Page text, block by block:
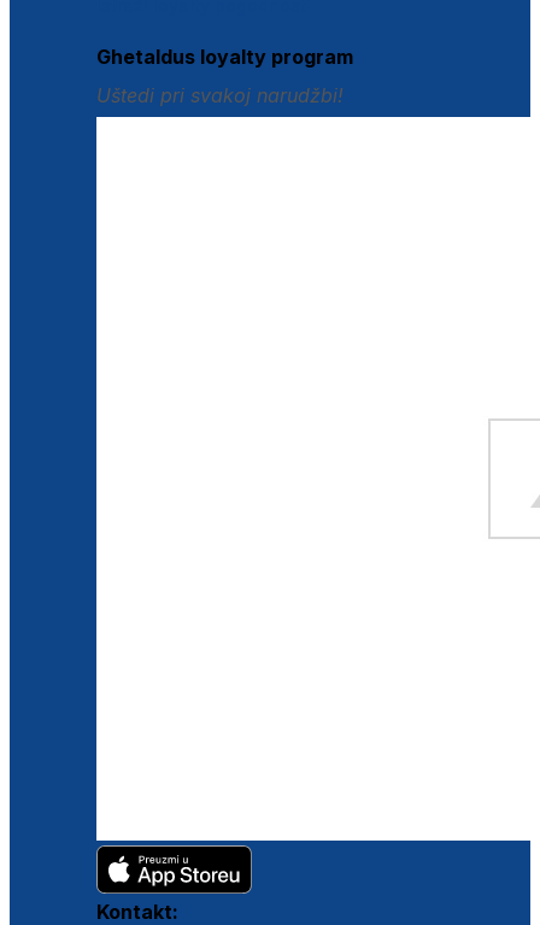
Ghetaldus loyalty program
Uštedi pri svakoj narudžbi!
Kontakt: